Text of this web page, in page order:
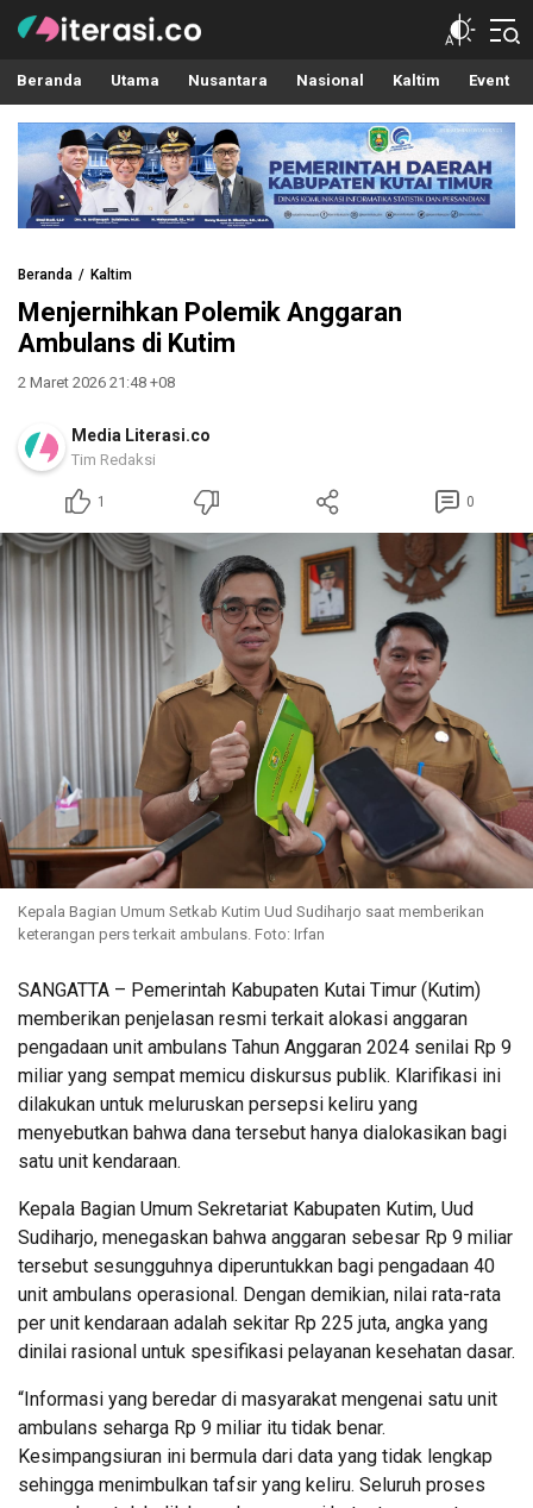
Literasi.co
Pilar Informasi
Beranda Utama Nusantara Nasional Kaltim Event
Beranda Kaltim
Menjernihkan Polemik Anggaran
Ambulans di Kutim
2 Maret 2026 21:48 +08
Media Literasi.co
Tim Redaksi
1 0
Kepala Bagian Umum Setkab Kutim Uud Sudiharjo saat memberikan
keterangan pers terkait ambulans. Foto: Irfan
SANGATTA – Pemerintah Kabupaten Kutai Timur (Kutim)
memberikan penjelasan resmi terkait alokasi anggaran
pengadaan unit ambulans Tahun Anggaran 2024 senilai Rp 9
miliar yang sempat memicu diskursus publik. Klarifikasi ini
dilakukan untuk meluruskan persepsi keliru yang
menyebutkan bahwa dana tersebut hanya dialokasikan bagi
satu unit kendaraan.
Kepala Bagian Umum Sekretariat Kabupaten Kutim, Uud
Sudiharjo, menegaskan bahwa anggaran sebesar Rp 9 miliar
tersebut sesungguhnya diperuntukkan bagi pengadaan 40
unit ambulans operasional. Dengan demikian, nilai rata-rata
per unit kendaraan adalah sekitar Rp 225 juta, angka yang
dinilai rasional untuk spesifikasi pelayanan kesehatan dasar.
“Informasi yang beredar di masyarakat mengenai satu unit
ambulans seharga Rp 9 miliar itu tidak benar.
Kesimpangsiuran ini bermula dari data yang tidak lengkap
sehingga menimbulkan tafsir yang keliru. Seluruh proses